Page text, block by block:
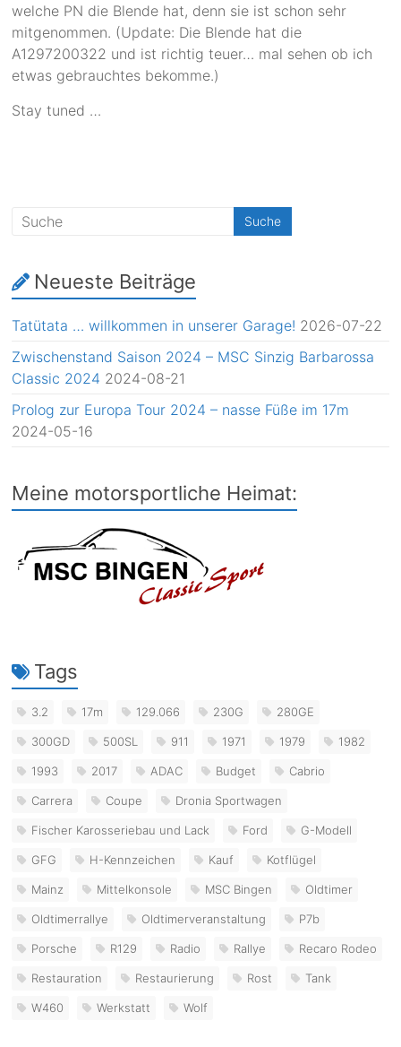
welche PN die Blende hat, denn sie ist schon sehr
mitgenommen. (Update: Die Blende hat die
A1297200322 und ist richtig teuer… mal sehen ob ich
etwas gebrauchtes bekomme.)
Stay tuned …
Neueste Beiträge
Tatütata … willkommen in unserer Garage! 2026-07-22
Zwischenstand Saison 2024 – MSC Sinzig Barbarossa
Classic 2024 2024-08-21
Prolog zur Europa Tour 2024 – nasse Füße im 17m
2024-05-16
Meine motorsportliche Heimat:
Tags
3.2 17m 129.066 230G 280GE
300GD 500SL 911 1971 1979 1982
1993 2017 ADAC Budget Cabrio
Carrera Coupe Dronia Sportwagen
Fischer Karosseriebau und Lack Ford G-Modell
GFG H-Kennzeichen Kauf Kotflügel
Mainz Mittelkonsole MSC Bingen Oldtimer
Oldtimerrallye Oldtimerveranstaltung P7b
Porsche R129 Radio Rallye Recaro Rodeo
Restauration Restaurierung Rost Tank
W460 Werkstatt Wolf